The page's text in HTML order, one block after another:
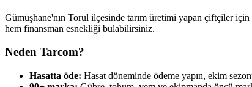
Gümüşhane'nın Torul ilçesinde tarım üretimi yapan çiftçiler
hem finansman esnekliği bulabilirsiniz.
Neden Tarcom?
Hasatta öde: Hasat döneminde ödeme yapın, ekim